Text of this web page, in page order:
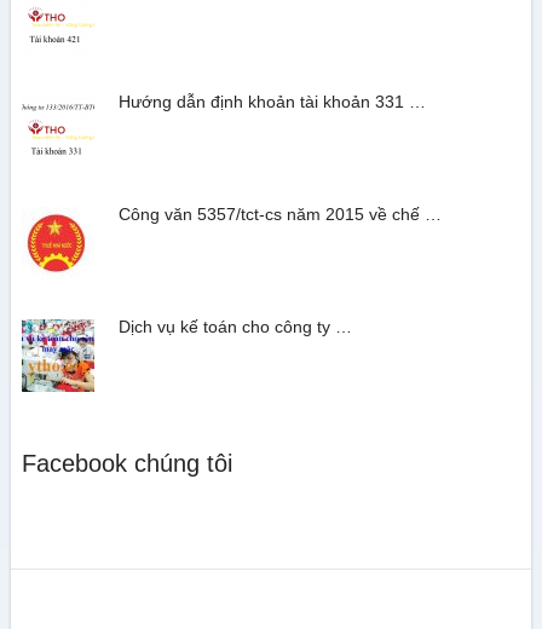
Hướng dẫn định khoản tài khoản 331 …
Công văn 5357/tct-cs năm 2015 về chế …
Dịch vụ kế toán cho công ty …
Facebook chúng tôi